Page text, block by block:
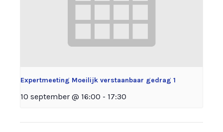
Expertmeeting Moeilijk verstaanbaar gedrag 1
10 september @ 16:00 - 17:30